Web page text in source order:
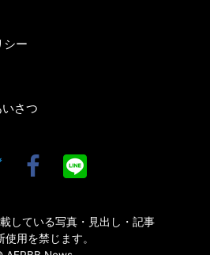
シー
さつ
している写真・見出し・記事
使用を禁じます。